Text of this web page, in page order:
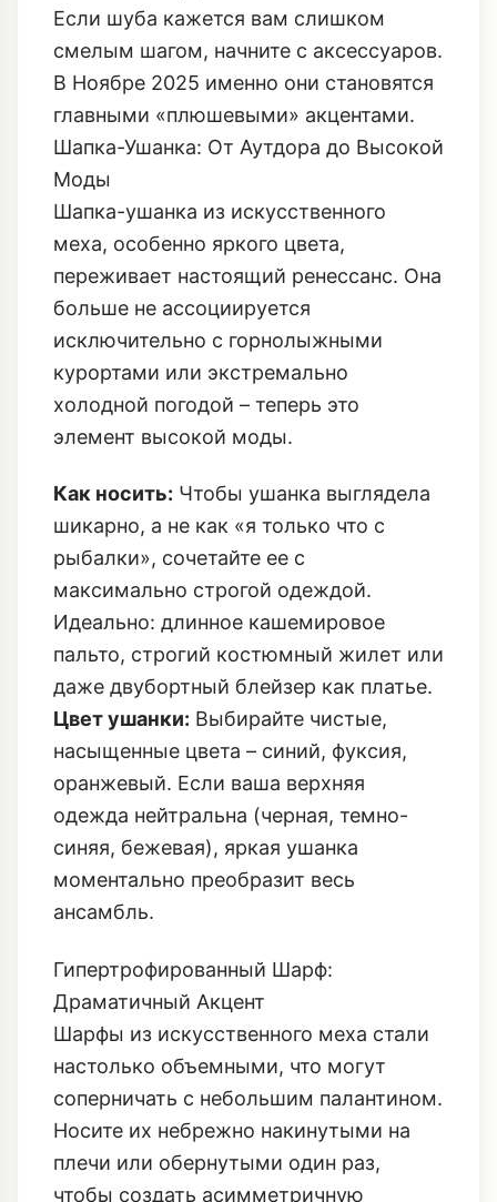
Если шуба кажется вам слишком
смелым шагом, начните с аксессуаров.
В Ноябре 2025 именно они становятся
главными «плюшевыми» акцентами.
Шапка-Ушанка: От Аутдора до Высокой
Моды
Шапка-ушанка из искусственного
меха, особенно яркого цвета,
переживает настоящий ренессанс. Она
больше не ассоциируется
исключительно с горнолыжными
курортами или экстремально
холодной погодой – теперь это
элемент высокой моды.
Как носить: Чтобы ушанка выглядела
шикарно, а не как «я только что с
рыбалки», сочетайте ее с
максимально строгой одеждой.
Идеально: длинное кашемировое
пальто, строгий костюмный жилет или
даже двубортный блейзер как платье.
Цвет ушанки: Выбирайте чистые,
насыщенные цвета – синий, фуксия,
оранжевый. Если ваша верхняя
одежда нейтральна (черная, темно-
синяя, бежевая), яркая ушанка
моментально преобразит весь
ансамбль.
Гипертрофированный Шарф:
Драматичный Акцент
Шарфы из искусственного меха стали
настолько объемными, что могут
соперничать с небольшим палантином.
Носите их небрежно накинутыми на
плечи или обернутыми один раз,
чтобы создать асимметричную